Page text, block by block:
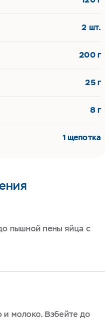
пышной пены яйца с
и молоко. Взбейте до
2 шт.
200 г
25 г
8 г
1 щепотка